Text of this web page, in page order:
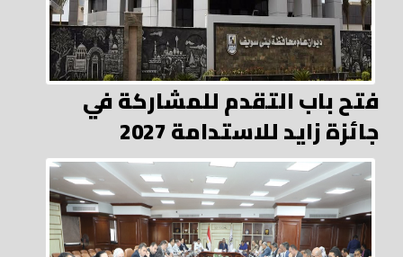
فتح باب التقدم للمشاركة في
جائزة زايد للاستدامة 2027